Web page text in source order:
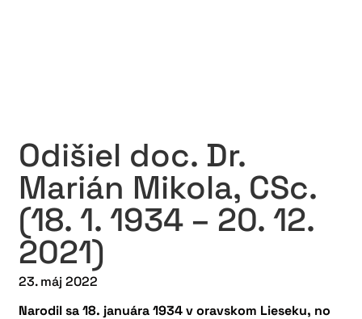
Odišiel doc. Dr.
Marián Mikola, CSc.
(18. 1. 1934 – 20. 12.
2021)
23. máj 2022
Narodil sa 18. januára 1934 v oravskom Lieseku, no